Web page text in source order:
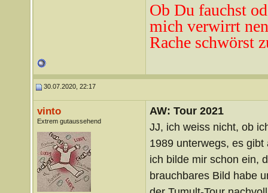
Ob Du fauchst
mich verwirrt ne
Rache schwörst
30.07.2020, 22:17
vinto
Extrem gutaussehend
AW: Tour 2021
JJ, ich weiss nicht, ob
1989 unterwegs, es
ich bilde mir schon ein,
brauchbares Bild habe